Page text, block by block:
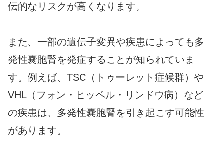
伝的なリスクが高くなります。
また、一部の遺伝子変異や疾患によっても多
発性嚢胞腎を発症することが知られていま
す。例えば、TSC（トゥーレット症候群）や
VHL（フォン・ヒッペル・リンドウ病）など
の疾患は、多発性嚢胞腎を引き起こす可能性
があります。